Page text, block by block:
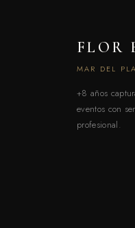
FLOR
MAR DEL
+8 años
eventos con
profesional.